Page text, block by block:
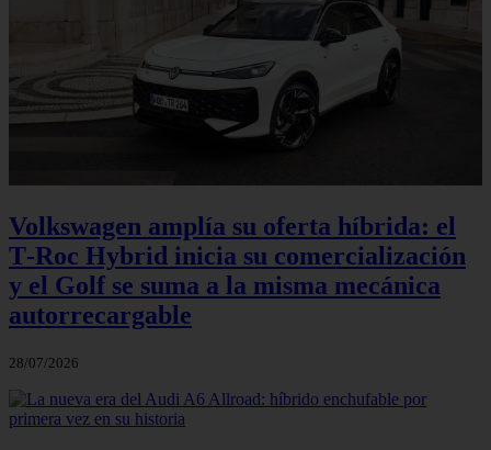
Volkswagen amplía su oferta híbrida: el
T‑Roc Hybrid inicia su comercialización
y el Golf se suma a la misma mecánica
autorrecargable
28/07/2026